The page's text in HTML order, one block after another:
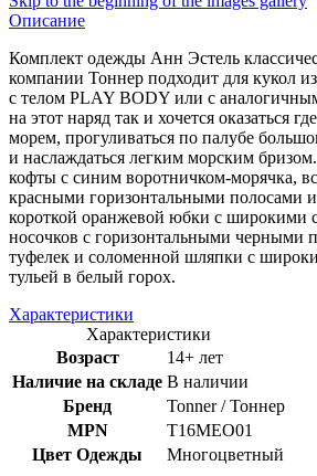
Описание
Комплект одежды Анн Эстель
компании Тоннер подходит для кукол
с телом PLAY BODY или с
на этот наряд так и хочется оказаться
морем, прогуливаться по палубе
и наслаждаться легким морским
кофты с синим воротничком-морячка,
красными горизонтальными полосами
короткой оранжевой юбки с широкими
носочков с горизонтальными черными
туфелек и соломенной шляпки с
тульей в белый горох.
Характеристики
Характеристики
Возраст
14+ лет
Наличие на складе В наличии
Бренд
Tonner / Тоннер
MPN
T16MEO01
Цвет Одежды
Многоцветный